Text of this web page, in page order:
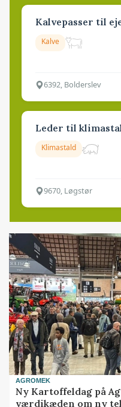
Kalvepasser til
Kalve
6392, Bolderslev
Leder til
Klimastald
9670, Løgstør
AGROMEK
Ny Kartoffeldag på
værdikæden om ny